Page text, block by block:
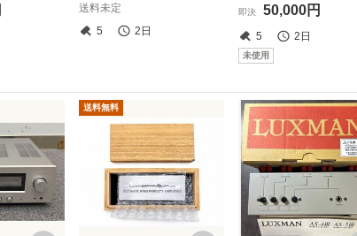
送料未定
5
2日
即決 50,000円
5 2日
未使用
送料無料